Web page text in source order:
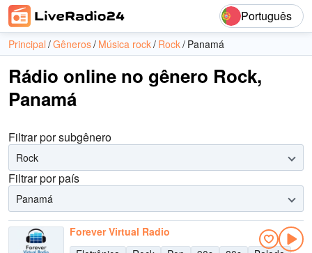
Português
Principal Gêneros Música rock Rock Panamá
Rádio online no gênero Rock,
Panamá
Filtrar por subgênero
Rock
Filtrar por país
Panamá
Forever Virtual Radio